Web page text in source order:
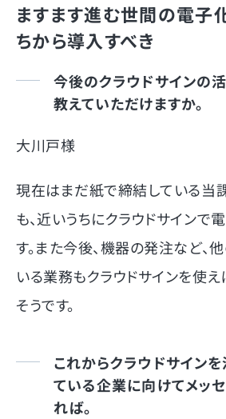
ますます進む世間の電子
ちから導入すべき
今後のクラウドサインの
教えていただけますか。
大川戸様
現在はまだ紙で締結している当
も、近いうちにクラウドサインで
す。また今後、機器の発注など、
いる業務もクラウドサインを使
そうです。
これからクラウドサイン
ている企業に向けてメッ
れば。